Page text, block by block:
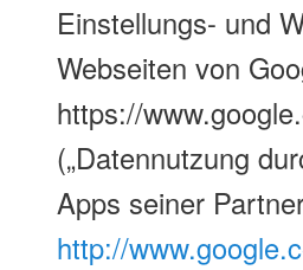
Einstellungs- und
Webseiten von
https://
(„Datennutzung
Apps seiner
http://